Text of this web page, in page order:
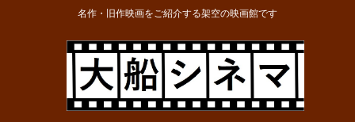
名作・旧作映画をご紹介する架空の映画館です